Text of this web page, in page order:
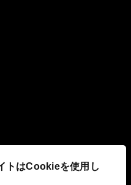
トはCookieを使用し